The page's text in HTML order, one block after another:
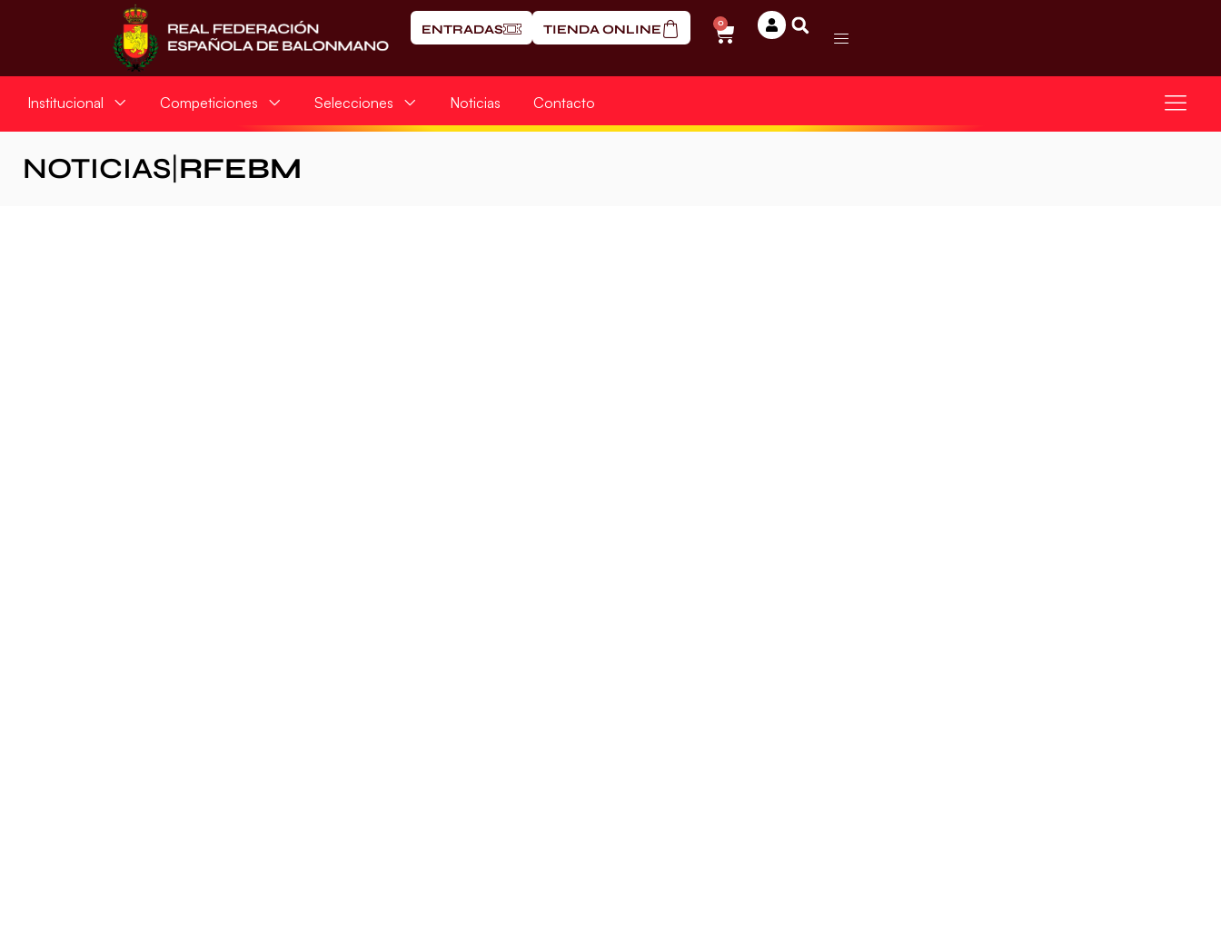
ENTRADAS TIENDA ONLINE 0
Institucional Competiciones Selecciones Noticias Contacto
NOTICIAS RFEBM